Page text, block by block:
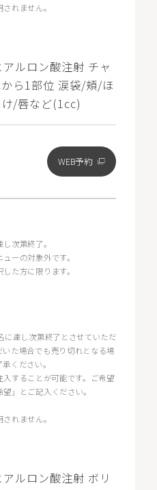
れません。
アルロン酸注射 チャ
ら1部位 涙袋/頬/ほ
/唇など(1cc)
WEB予約
次第終了。
ーの対象外です。
た方に限ります。
に達し次第終了とさせていただ
た場合でも売り切れとなる場
ください。
することが可能です。ご希望
」とご記入ください。
れません。
アルロン酸注射 ボリ